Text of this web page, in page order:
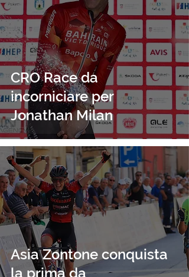
CRO Race da
incorniciare per
Jonathan Milan
Asia Zontone conquista
la prima da